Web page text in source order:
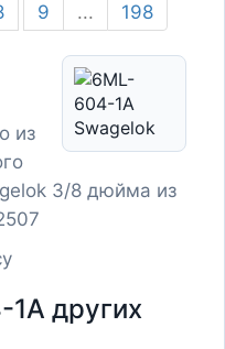
9 ... 198
из
3/8 дюйма из
других